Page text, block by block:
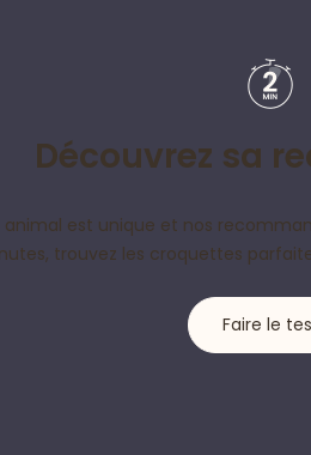
Découvrez sa
animal est unique et nos
trouvez les croquettes
Faire le